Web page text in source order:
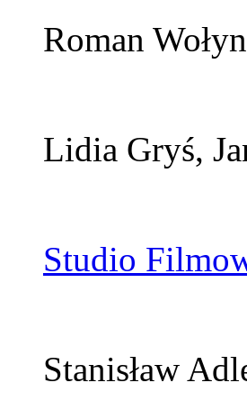
Roman
Lidia Gryś,
Studio
Stanisław